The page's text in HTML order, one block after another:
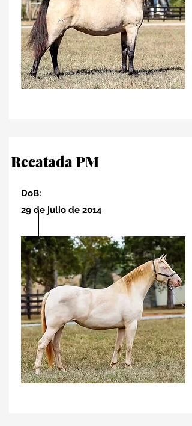
Recatada PM
DoB:
29 de julio de 2014